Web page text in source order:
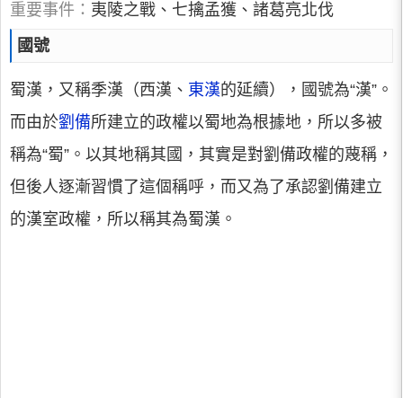
重要事件： 夷陵之戰、七擒孟獲、諸葛亮北伐
國號
蜀漢，又稱季漢（西漢、 東漢的延續），國號為“漢”。
而由於劉備所建立的政權以蜀地為根據地，所以多被
稱為“蜀”。以其地稱其國，其實是對劉備政權的蔑稱，
但後人逐漸習慣了這個稱呼，而又為了承認劉備建立
的漢室政權，所以稱其為蜀漢。